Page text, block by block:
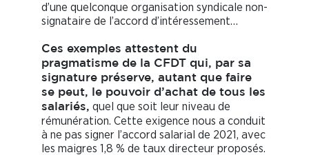
d’une quelconque organisation syndicale non-
signataire de l’accord d’intéressement…
Ces exemples attestent du
pragmatisme de la CFDT qui, par sa
signature préserve, autant que faire
se peut, le pouvoir d’achat de tous les
salariés, quel que soit leur niveau de
rémunération. Cette exigence nous a conduit
à ne pas signer l’accord salarial de 2021, avec
les maigres 1,8 % de taux directeur proposés.